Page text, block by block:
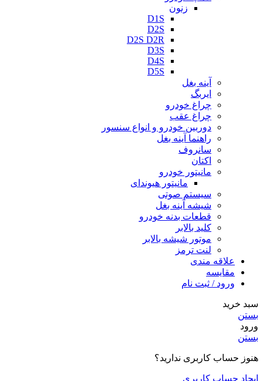
زنون
D1S
D2S
D2S D2R
D3S
D4S
D5S
آینه بغل
ایربگ
چراغ خودرو
چراغ عقب
دوربین خودرو و انواع سنسور
راهنما آینه بغل
سانروف
اکتان
مانیتور خودرو
مانیتور هیوندای
سیستم صوتی
شیشه آینه بغل
قطعات بدنه خودرو
کلید بالابر
موتور شیشه بالابر
لنت ترمز
علاقه مندی
مقایسه
ورود / ثبت نام
سبد خرید
بستن
ورود
بستن
هنوز حساب کاربری ندارید؟
ایجاد حساب کاربری